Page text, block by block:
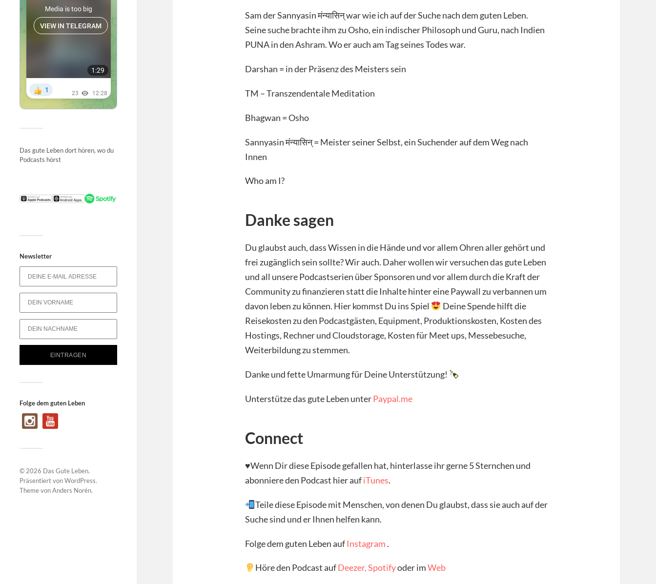
Das gute Leben dort hören, wo du
Podcasts hörst
Newsletter
Folge dem guten Leben
© 2026 Das Gute Leben.
Präsentiert vonWordPress.
Theme vonAnders Norén.
Sam der Sannyasin मंन्यासिन् war wie ich auf der Suche nach dem guten Leben.
Seine suche brachte ihm zu Osho, ein indischer Philosoph und Guru, nach Indien
PUNA in den Ashram. Wo er auch am Tag seines Todes war.
Darshan = in der Präsenz des Meisters sein
TM – Transzendentale Meditation
Bhagwan = Osho
Sannyasin मंन्यासिन् = Meister seiner Selbst, ein Suchender auf dem Weg nach
Innen
Who am I?
Danke sagen
Du glaubst auch, dass Wissen in die Hände und vor allem Ohren aller gehört und
frei zugänglich sein sollte? Wir auch. Daher wollen wir versuchen das gute Leben
und all unsere Podcastserien über Sponsoren und vor allem durch die Kraft der
Community zu finanzieren statt die Inhalte hinter eine Paywall zu verbannen um
davon leben zu können. Hier kommst Du ins Spiel
Deine Spende hilft die
Reisekosten zu den Podcastgästen, Equipment, Produktionskosten, Kosten des
Hostings, Rechner und Cloudstorage, Kosten für Meet ups, Messebesuche,
Weiterbildung zu stemmen.
Danke und fette Umarmung für Deine Unterstützung!
Unterstütze das gute Leben unterPaypal.me
Connect
♥Wenn Dir diese Episode gefallen hat, hinterlasse ihr gerne 5 Sternchen und
abonniere den Podcast hier aufiTunes.
Teile diese Episode mit Menschen, von denen Du glaubst, dass sie auch auf der
Suche sind und er Ihnen helfen kann.
Folge dem guten Leben auf Instagram .
Höre den Podcast aufDeezer,Spotifyoder imWeb